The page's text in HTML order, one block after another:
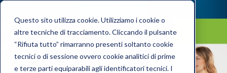
Questo sito utilizza cookie. Utilizziamo i cookie o
altre tecniche di tracciamento. Cliccando il pulsante
“Rifiuta tutto” rimarranno presenti soltanto cookie
tecnici o di sessione ovvero cookie analitici di prime
e terze parti equiparabili agli identificatori tecnici. I
Laica Blog